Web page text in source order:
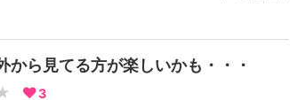
から見てる方が楽しいかも・・・
3